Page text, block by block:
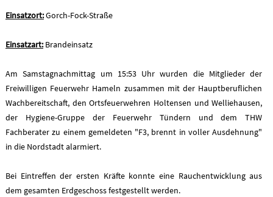
Einsatzort:Gorch-Fock-Straße
Einsatzart:Brandeinsatz
Am Samstagnachmittag um 15:53 Uhr wurden die Mitglieder der
Freiwilligen Feuerwehr Hameln zusammen mit der Hauptberuflichen
Wachbereitschaft, den Ortsfeuerwehren Holtensen und Welliehausen,
der Hygiene-Gruppe der Feuerwehr Tündern und dem THW
Fachberater zu einem gemeldeten "F3, brennt in voller Ausdehnung"
in die Nordstadt alarmiert.
Bei Eintreffen der ersten Kräfte konnte eine Rauchentwicklung aus
dem gesamten Erdgeschoss festgestellt werden.